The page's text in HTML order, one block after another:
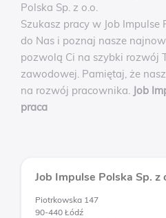
Polska Sp. z o.o.
Szukasz pracy w Job Impulse
do Nas i poznaj nasze
pozwolą Ci na szybki rozwój
zawodowej. Pamiętaj, że
na rozwój pracownika. Job
praca
Job Impulse Polska Sp. z
Piotrkowska 147
90-440 Łódź